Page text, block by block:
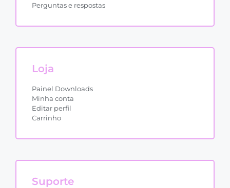
Perguntas e respostas
Loja
Painel Downloads
Minha conta
Editar perfil
Carrinho
Suporte